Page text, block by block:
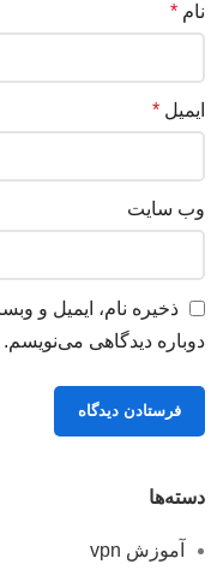
نام *
ایمیل *
وب‌ سایت
ذخیره نام، ایمیل و
دوباره دیدگاهی می‌نویسم.
دسته‌ها
آموزش vpn